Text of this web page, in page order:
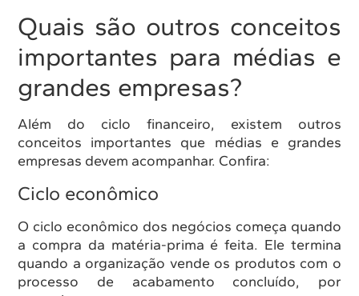
Quais são outros conceitos
importantes para médias e
grandes empresas?
Além do ciclo financeiro, existem outros
conceitos importantes que médias e grandes
empresas devem acompanhar. Confira:
Ciclo econômico
O ciclo econômico dos negócios começa quando
a compra da matéria-prima é feita. Ele termina
quando a organização vende os produtos com o
processo de acabamento concluído, por